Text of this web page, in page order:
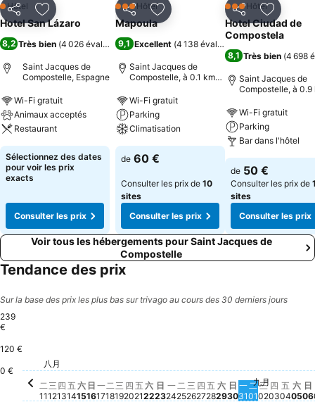
PartagerAjouter à mes favoris
1 Étoiles
Hôtel
Hotel San Lázaro
8,2 Très bien (4 026 évaluations )
Saint Jacques de
Compostelle, Espagne
Wi-Fi gratuit
Animaux acceptés
Restaurant
Sélectionnez des dates
pour voir les prix
exacts
Consulter les prix
PartagerAjouter à mes favoris
3 ÉtoilesHôtel
Mapoula
9,1 Excellent (4 138 évaluations )
Saint Jacques de
Compostelle, à 0.1 km
Wi-Fi gratuit
Parking
Climatisation
de 60 €
Consulter les prix de 10
sites
Consulter les prix
PartagerAjouter
3 ÉtoilesHôtel
Hotel Ciudad de
Compostela
8,1 Très bien (4 698
Saint Jacques de
Compostelle, à 0.9
Wi-Fi gratuit
Parking
Bar dans l'hôtel
de 50 €
Consulter les prix de
sites
Consulter les prix
Voir tous les hébergements pour Saint Jacques de
Compostelle
Tendance des prix
Sur la base des prix les plus bas sur trivago au cours des 30 derniers jours
239
€
120 €
0 € 星期二, 八月 11
155 €
八月
二
11
星期三, 八月 12
153 €
三
12
四
13
星期五, 八月 14
Aucun prix disponible à cette date
五
14
星期六, 八月 15
142 €
六
15
星期日, 八月 16
Aucun prix disponible à cette date
日
16
星期一, 八月 17
108 €
一
17
二
18
星期三, 八月 19
144 €
三
19
四
20
星期五, 八月 21
Aucun prix disponible à cette
五
21
星期六, 八月 22
Aucun prix disponible à cette
六
22
星期日, 八月 23
87 €
日
23
星期一, 八月 24
Aucun prix disponible à
一
24
星期二, 八月 25
123 €
二
25
星期三, 八月 26
Aucun prix disponible
三
26
星期四, 八月 27
132 €
四
27
星期五, 八月 28
138 €
五
28
星期六, 八月 29
Aucun prix
六
29
星期日, 八月 30
141 €
日
30
星期一, 八月
132 €
一
31
星期二, 九
Aucun prix
九月
二
01
星期三,
Aucun
三
02
星期四,
Aucun
四
03
星期
五
04
星
六
05
日
06